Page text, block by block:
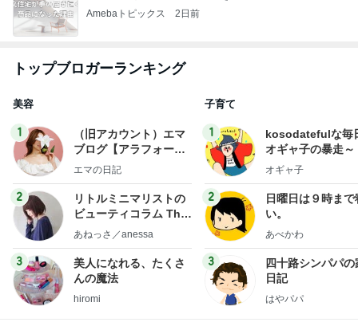
Amebaトピックス 2日前
トップブロガーランキング
美容
1
（旧アカウント）エマ
ブログ【アラフォー会
社売却セカンドライ
エマの日記
2
リトルミニマリストの
ビューティコラム The
little minimalist's bea
あねっさ／anessa
3
美人になれる、たくさ
んの魔法
hiromi
子育て
1
kosodatefulな毎
オギャ子の暴走～
オギャ子
2
日曜日は９時まで
い。
あべかわ
3
四十路シンパパの
日記
はやパパ